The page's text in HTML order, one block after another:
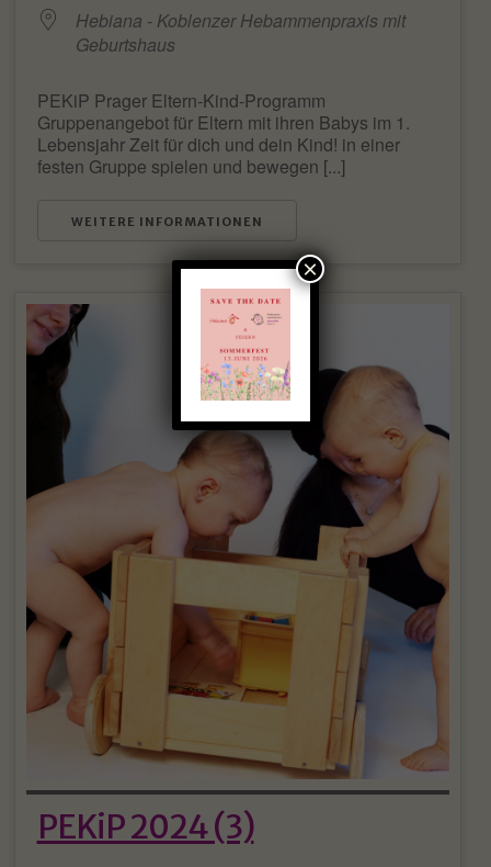
Hebiana - Koblenzer Hebammenpraxis mit
Geburtshaus
PEKiP Prager Eltern-Kind-Programm
Gruppenangebot für Eltern mit ihren Babys im 1.
Lebensjahr Zeit für dich und dein Kind! in einer
festen Gruppe spielen und bewegen [...]
WEITERE INFORMATIONEN
PEKiP 2024 (3)
×